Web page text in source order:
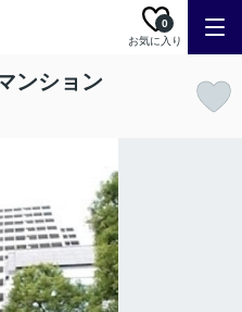
お気に入り
0
ンション